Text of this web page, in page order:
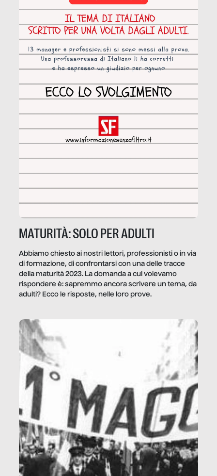
MATURITÀ: SOLO PER ADULTI
Abbiamo chiesto ai nostri lettori, professionisti o in via
di formazione, di confrontarsi con una delle tracce
della maturità 2023. La domanda a cui volevamo
rispondere è: sapremmo ancora scrivere un tema, da
adulti? Ecco le risposte, nelle loro prove.